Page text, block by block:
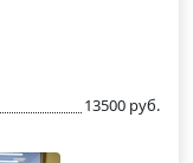
13500 руб.